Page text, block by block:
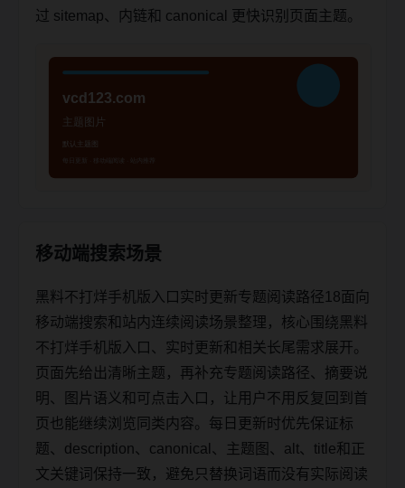
过 sitemap、内链和 canonical 更快识别页面主题。
移动端搜索场景
黑料不打烊手机版入口实时更新专题阅读路径18面向
移动端搜索和站内连续阅读场景整理，核心围绕黑料
不打烊手机版入口、实时更新和相关长尾需求展开。
页面先给出清晰主题，再补充专题阅读路径、摘要说
明、图片语义和可点击入口，让用户不用反复回到首
页也能继续浏览同类内容。每日更新时优先保证标
题、description、canonical、主题图、alt、title和正
文关键词保持一致，避免只替换词语而没有实际阅读